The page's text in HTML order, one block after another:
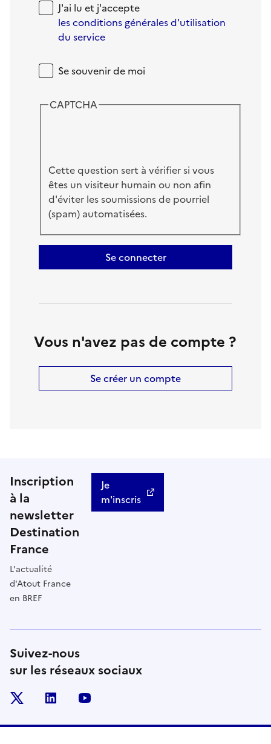
J'ai lu et j'accepte
les conditions générales d'utilisation
du service
Se souvenir de moi
CAPTCHA
Cette question sert à vérifier si vous
êtes un visiteur humain ou non afin
d'éviter les soumissions de pourriel
(spam) automatisées.
Se connecter
Vous n'avez pas de compte ?
Se créer un compte
Inscription
à la
newsletter
Destination
France
L'actualité
d'Atout France
en BREF
Je
m'inscris
Suivez-nous
sur les réseaux sociaux
linkedin